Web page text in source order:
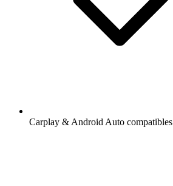
Carplay & Android Auto compatibles